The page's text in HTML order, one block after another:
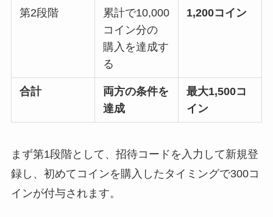
第2段階
累計で10,000
コイン分の
購入を達成す
る
1,200コイン
合計
両方の条件を
達成
最大1,500コ
イン
まず第1段階として、招待コードを入力して新規登
録し、初めてコインを購入したタイミングで300コ
インが付与されます。